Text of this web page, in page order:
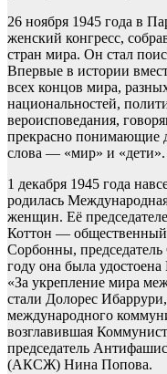
26 ноября 1945 года в
женский конгресс,
стран мира. Он стал
Впервые в истории
всех концов мира,
национальностей,
вероисповедания,
прекрасно понимающие
слова — «мир» и «дети».
1 декабря 1945 года
родилась
женщин. Её
Коттон — общественный
Сорбонны,
году она была
«За укрепление мира
стали Долорес
международного
возглавившая
председатель
(АКСЖ) Нина Попова.